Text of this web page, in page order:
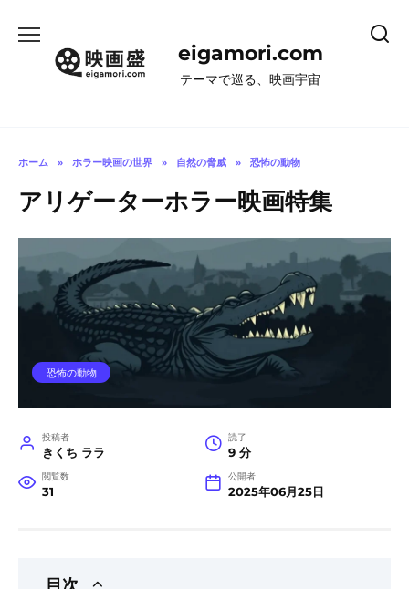
eigamori.com
テーマで巡る、映画宇宙
ホーム » ホラー映画の世界 » 自然の脅威 » 恐怖の動物
アリゲーターホラー映画特集
恐怖の動物
投稿者
きくち ララ
読了
9 分
閲覧数
31
公開者
2025年06月25日